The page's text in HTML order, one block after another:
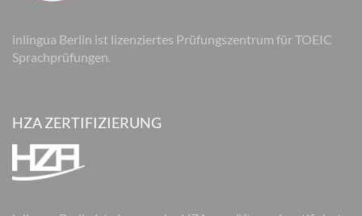
inlingua Berlin ist lizenziertes Prüfungszentrum für TOEIC
Sprachprüfungen.
HZA ZERTIFIZIERUNG